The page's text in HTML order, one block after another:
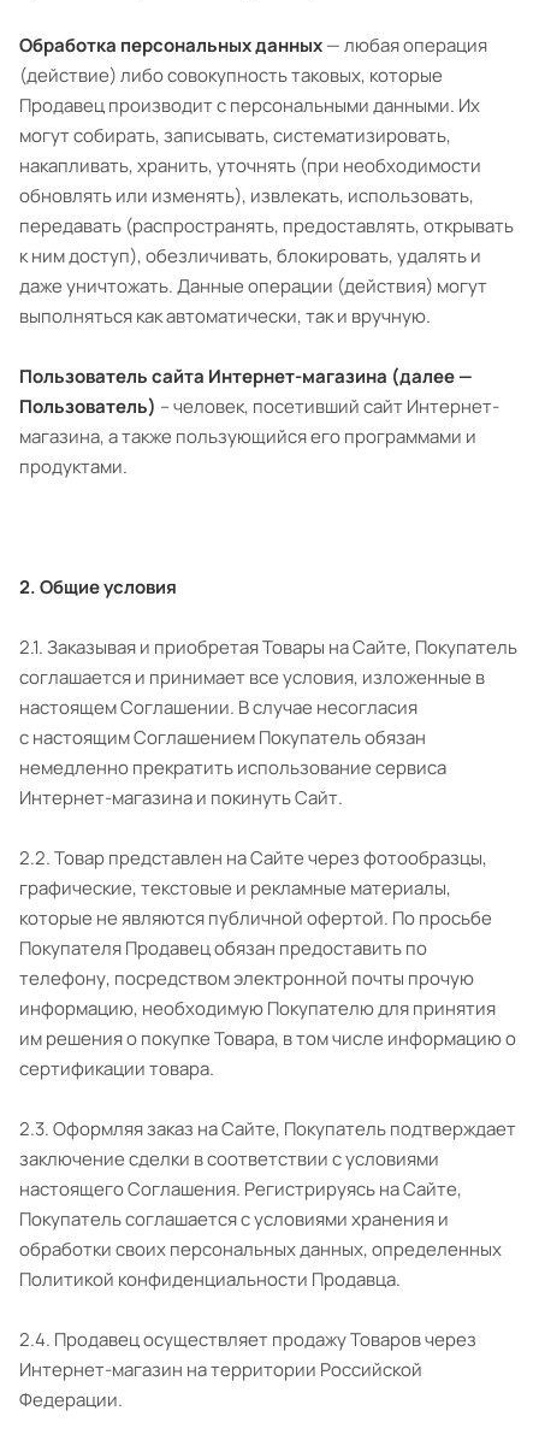
Обработка персональных данных— любая операция
(действие) либо совокупность таковых, которые
Продавец производит с персональными данными. Их
могут собирать, записывать, систематизировать,
накапливать, хранить, уточнять (при необходимости
обновлять или изменять), извлекать, использовать,
передавать (распространять, предоставлять, открывать
к ним доступ), обезличивать, блокировать, удалять и
даже уничтожать. Данные операции (действия) могут
выполняться как автоматически, так и вручную.
Пользователь сайта Интернет-магазина (далее —
Пользователь) – человек, посетивший сайт Интернет-
магазина, а также пользующийся его программами и
продуктами.
2. Общие условия
2.1. Заказывая и приобретая Товары на Сайте, Покупатель
соглашается и принимает все условия, изложенные в
настоящем Соглашении. В случае несогласия
с настоящим Соглашением Покупатель обязан
немедленно прекратить использование сервиса
Интернет-магазина и покинуть Сайт.
2.2. Товар представлен на Сайте через фотообразцы,
графические, текстовые и рекламные материалы,
которые не являются публичной офертой. По просьбе
Покупателя Продавец обязан предоставить по
телефону, посредством электронной почты прочую
информацию, необходимую Покупателю для принятия
им решения о покупке Товара, в том числе информацию о
сертификации товара.
2.3. Оформляя заказ на Сайте, Покупатель подтверждает
заключение сделки в соответствии с условиями
настоящего Соглашения. Регистрируясь на Сайте,
Покупатель соглашается с условиями хранения и
обработки своих персональных данных, определенных
Политикой конфиденциальности Продавца.
2.4. Продавец осуществляет продажу Товаров через
Интернет-магазин на территории Российской
Федерации.